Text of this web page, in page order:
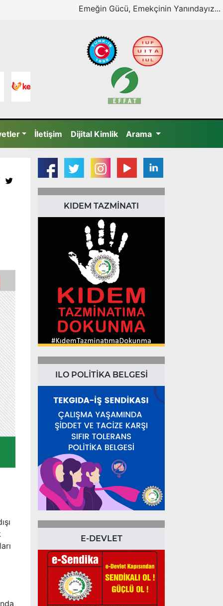
Emeğin Gücü, Emekçinin Yanındayız...
İletişim Dijital Kimlik Arama
KIDEM TAZMİNATI
ILO POLİTİKA BELGESİ
E-DEVLET